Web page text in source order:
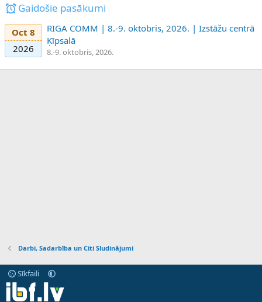
Gaidošie pasākumi
Oct 8
2026
RIGA COMM | 8.-9. oktobris, 2026. | Izstāžu centrā
Ķīpsalā
8.-9. oktobris, 2026.
Darbi, Sadarbība un Citi Sludinājumi
Sīkfaili